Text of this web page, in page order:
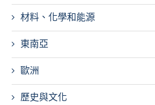
材料、化學和能源
東南亞
歐洲
歷史與文化